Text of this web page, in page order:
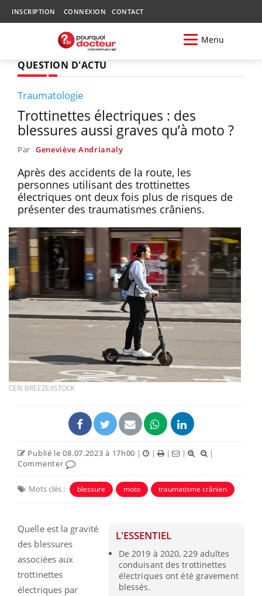
INSCRIPTION CONNEXION CONTACT
Menu
QUESTION D'ACTU
Traumatologie
Trottinettes électriques : des
blessures aussi graves qu’à moto ?
Par Geneviève Andrianaly
Après des accidents de la route, les
personnes utilisant des trottinettes
électriques ont deux fois plus de risques de
présenter des traumatismes crâniens.
CERI BREEZE/ISTOCK
Publié le 08.07.2023 à 17h00 | | | |
|
Commenter
Mots clés : blessure moto traumatisme crânien
L'ESSENTIEL
De 2019 à 2020, 229 adultes
conduisant des trottinettes
électriques ont été gravement
blessés.
Quelle est la gravité
des blessures
associées aux
trottinettes
électriques par